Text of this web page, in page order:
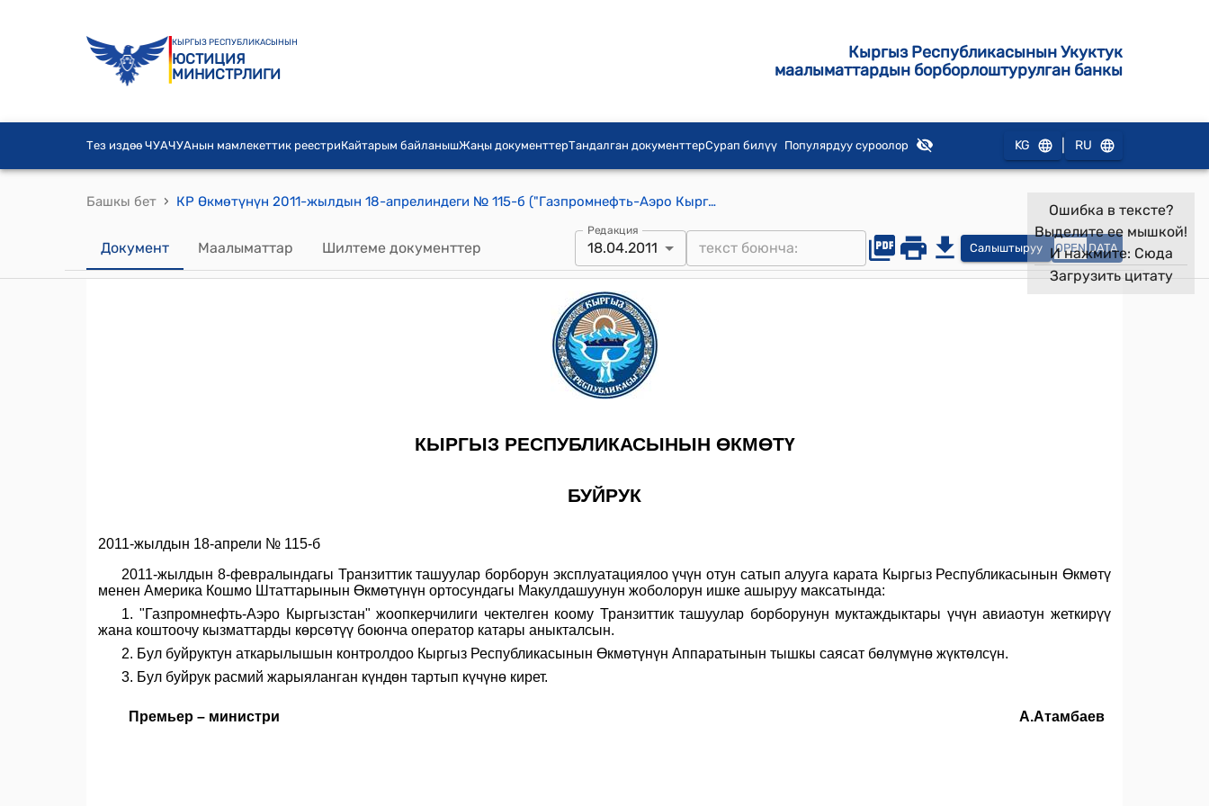
КЫРГЫЗ РЕСПУБЛИКАСЫНЫН
ЮСТИЦИЯ
МИНИСТРЛИГИ
Кыргыз Республикасынын Укуктук
маалыматтардын борборлоштурулган банкы
Тез издөө ЧУАЧУАнын мамлекеттик реестриКайтарым байланышЖаңы документтерТандалган документтерСурап билүү Популярдуу суроолор KG RU
Башкы бет › КР Өкмөтүнүн 2011-жылдын 18-апрелиндеги № 115-б ("Газпромнефть-Аэро Кыргызстан" жоопкерчилиги чектелген коому Транзиттик ташуулар борборунун муктаждыктары үчүн авиаотун жеткирүү жана коштоочу кызматтарды көрсөтүү боюнча оператор катары аныкталуусу боюнча) буйругу
Документ Маалыматтар Шилтеме документтер
Редакция
18.04.2011 Салыштыруу OPEN DATA
Ошибка в тексте?
Выделите ее мышкой!
И нажмите: Сюда
Загрузить цитату